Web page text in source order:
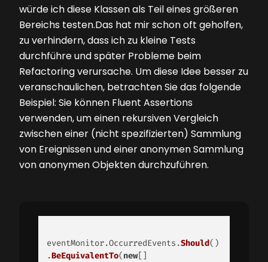
würde ich diese Klassen als Teil eines größeren
Bereichs testen.Das hat mir schon oft geholfen,
zu verhindern, dass ich zu kleine Tests
durchführe und später Probleme beim
Refactoring verursache. Um diese Idee besser zu
veranschaulichen, betrachten Sie das folgende
Beispiel: Sie können Fluent Assertions
verwenden, um einen rekursiven Vergleich
zwischen einer (nicht spezifizierten) Sammlung
von Ereignissen und einer anonymen Sammlung
von anonymen Objekten durchzuführen.
eventMonitor.OccurredEvents .Should()
.BeEquivalentTo(new[]